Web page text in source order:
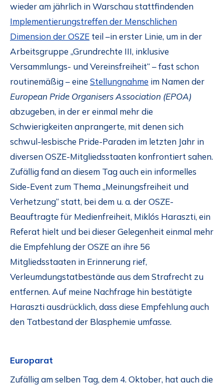
wieder am jährlich in Warschau stattfindenden
Implementierungstreffen der Menschlichen
Dimension der OSZE teil –in erster Linie, um in der
Arbeitsgruppe „Grundrechte III, inklusive
Versammlungs- und Vereinsfreiheit“ – fast schon
routinemäßig – eine Stellungnahme im Namen der
European Pride Organisers Association (EPOA)
abzugeben, in der er einmal mehr die
Schwierigkeiten anprangerte, mit denen sich
schwul-lesbische Pride-Paraden im letzten Jahr in
diversen OSZE-Mitgliedsstaaten konfrontiert sahen.
Zufällig fand an diesem Tag auch ein informelles
Side-Event zum Thema „Meinungsfreiheit und
Verhetzung“ statt, bei dem u. a. der OSZE-
Beauftragte für Medienfreiheit, Miklós Haraszti, ein
Referat hielt und bei dieser Gelegenheit einmal mehr
die Empfehlung der OSZE an ihre 56
Mitgliedsstaaten in Erinnerung rief,
Verleumdungstatbestände aus dem Strafrecht zu
entfernen. Auf meine Nachfrage hin bestätigte
Haraszti ausdrücklich, dass diese Empfehlung auch
den Tatbestand der Blasphemie umfasse.
Europarat
Zufällig am selben Tag, dem 4. Oktober, hat auch die